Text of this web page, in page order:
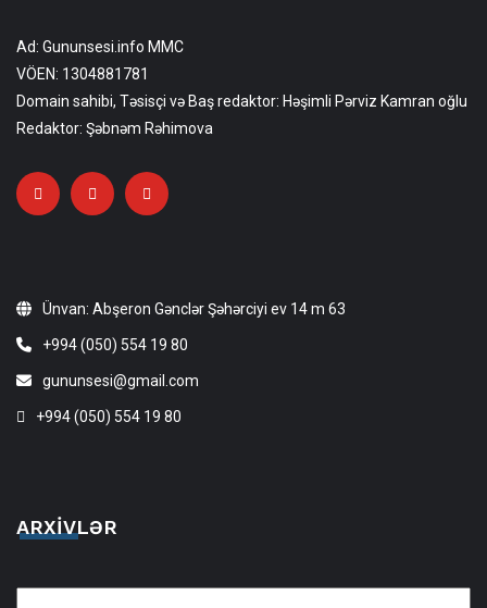
Ad: Gununsesi.info MMC
VÖEN: 1304881781
Domain sahibi, Təsisçi və Baş redaktor: Həşimli Pərviz Kamran oğlu
Redaktor: Şəbnəm Rəhimova
Ünvan: Abşeron Gənclər Şəhərciyi ev 14 m 63
+994 (050) 554 19 80
gununsesi@gmail.com
+994 (050) 554 19 80
ARXIVLƏR
Arxivlər